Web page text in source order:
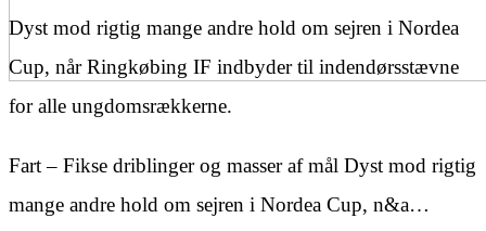
Dyst mod rigtig mange andre hold om sejren i Nordea
Cup, når Ringkøbing IF indbyder til indendørsstævne
for alle ungdomsrækkerne.
Fart – Fikse driblinger og masser af mål Dyst mod rigtig
mange andre hold om sejren i Nordea Cup, n&a…